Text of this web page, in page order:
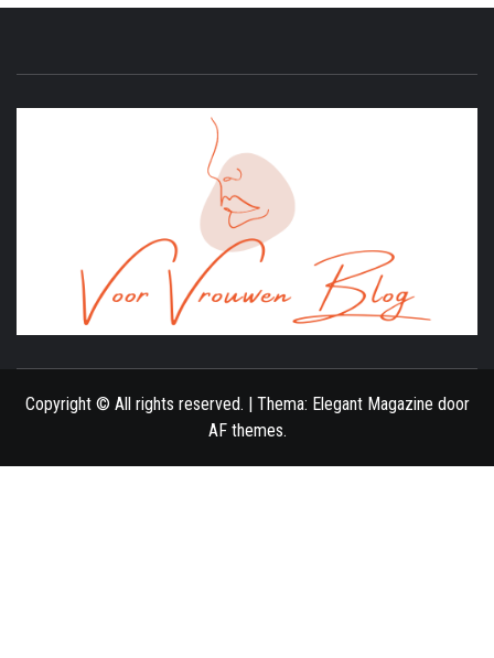
Copyright © All rights reserved. | Thema: Elegant Magazine door
AF themes.